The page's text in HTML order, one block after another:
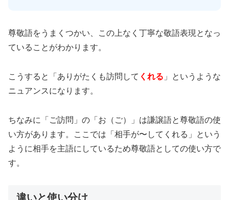
尊敬語をうまくつかい、この上なく丁寧な敬語表現となっ
ていることがわかります。
こうすると「ありがたくも訪問して くれる 」というような
ニュアンスになります。
ちなみに「ご訪問」の「お（ご）」は謙譲語と尊敬語の使
い方があります。ここでは「相手が〜してくれる」という
ように相手を主語にしているため尊敬語としての使い方で
す。
違いと使い分け